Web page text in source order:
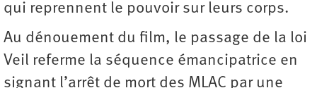
qui reprennent le pouvoir sur leurs corps.
Au dénouement du film, le passage de la loi
Veil referme la séquence émancipatrice en
signant l’arrêt de mort des MLAC par une